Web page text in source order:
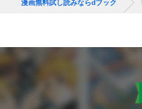
漫画無料試し読みならdブック